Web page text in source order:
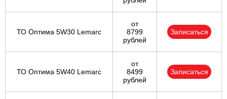
ТО Оптима 5W30 Lemarc
от
8799
рублей
Записаться
ТО Оптима 5W40 Lemarc
от
8499
рублей
Записаться